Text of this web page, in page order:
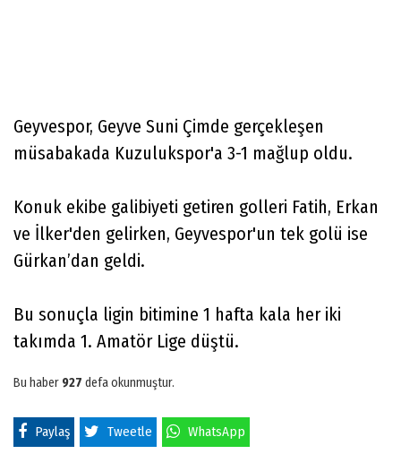
Geyvespor, Geyve Suni Çimde gerçekleşen
müsabakada Kuzulukspor'a 3-1 mağlup oldu.
Konuk ekibe galibiyeti getiren golleri Fatih, Erkan
ve İlker'den gelirken, Geyvespor'un tek golü ise
Gürkan’dan geldi.
Bu sonuçla ligin bitimine 1 hafta kala her iki
takımda 1. Amatör Lige düştü.
Bu haber 927 defa okunmuştur.
Paylaş Tweetle WhatsApp